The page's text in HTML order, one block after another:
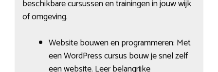
beschikbare cursussen en trainingen in jouw wijk
of omgeving.
Website bouwen en programmeren: Met
een WordPress cursus bouw je snel zelf